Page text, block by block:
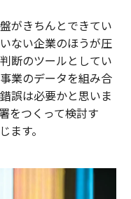
がきちんとできてい
ない企業のほうが圧
断のツールとしてい
業のデータを組み合
誤は必要かと思いま
をつくって検討す
ます。